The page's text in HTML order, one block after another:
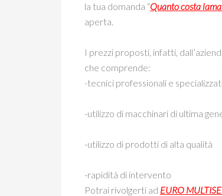
la tua domanda “Quanto costa
aperta.
I prezzi proposti, infatti,
che comprende:
-tecnici professionali e
-utilizzo di macchinari di ultima
-utilizzo di prodotti di alta qualità
-rapidità di intervento
Potrai rivolgerti ad EURO